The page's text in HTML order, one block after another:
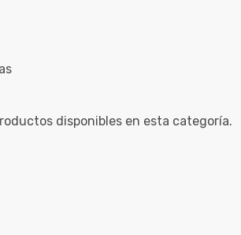
disponibles en esta categoría.